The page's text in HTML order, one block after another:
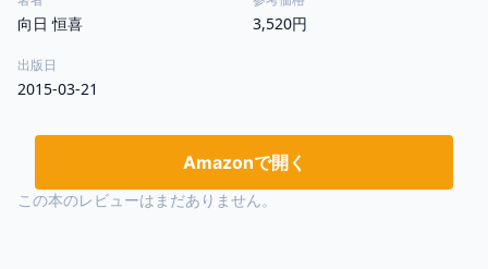
向日 恒喜 3,520円
出版日
2015-03-21
Amazonで開く
この本のレビューはまだありません。